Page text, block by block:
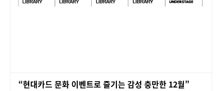
“현대카드 문화 이벤트로 즐기는 감성 충만한 12월”